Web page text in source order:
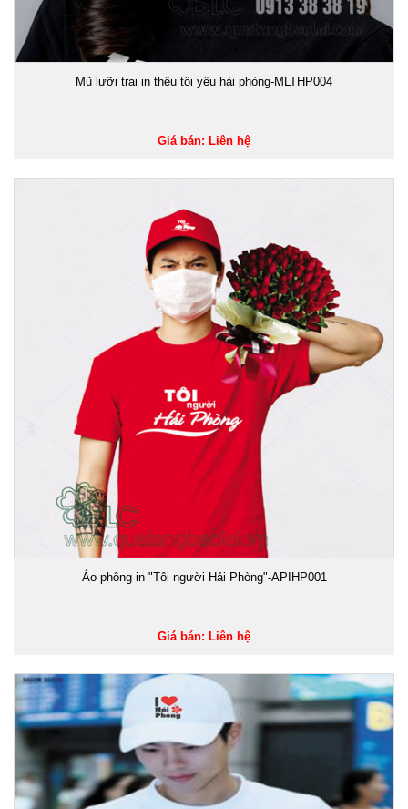
Mũ lưỡi trai in thêu tôi yêu hải phòng-MLTHP004
Giá bán: Liên hệ
Áo phông in "Tôi người Hải Phòng"-APIHP001
Giá bán: Liên hệ